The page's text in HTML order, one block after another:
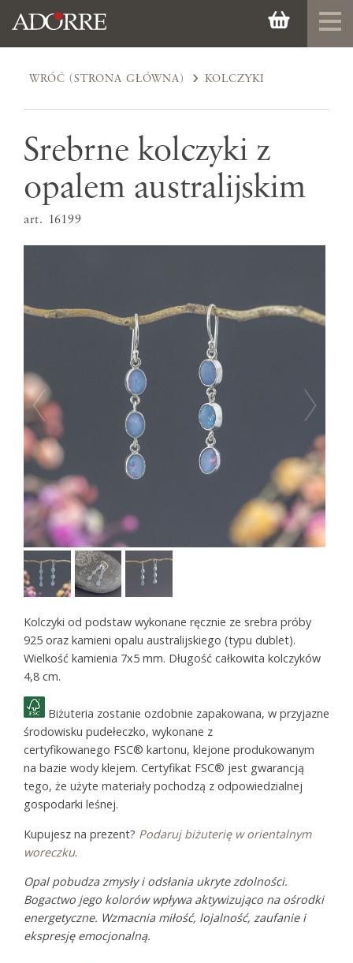
WRÓĆ (STRONA GŁÓWNA) KOLCZYKI
Srebrne kolczyki z
opalem australijskim
art. 16199
Kolczyki od podstaw wykonane ręcznie ze srebra próby
925 oraz kamieni opalu australijskiego (typu dublet).
Wielkość kamienia 7x5 mm. Długość całkowita kolczyków
4,8 cm.
Biżuteria zostanie ozdobnie zapakowana, w przyjazne
środowisku pudełeczko, wykonane z
certyfikowanego FSC® kartonu, klejone produkowanym
na bazie wody klejem. Certyfikat FSC® jest gwarancją
tego, że użyte materiały pochodzą z odpowiedzialnej
gospodarki leśnej.
Kupujesz na prezent? Podaruj biżuterię w orientalnym
woreczku.
Opal pobudza zmysły i odsłania ukryte zdolności.
Bogactwo jego kolorów wpływa aktywizująco na ośrodki
energetyczne. Wzmacnia miłość, lojalność, zaufanie i
ekspresję emocjonalną.